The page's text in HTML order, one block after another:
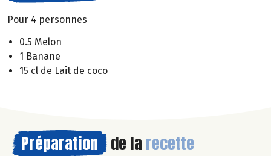
Pour 4 personnes
0.5 Melon
1 Banane
15 cl de Lait de coco
Préparation de la recette